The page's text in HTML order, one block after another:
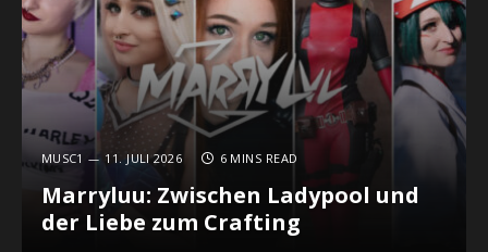
MUSC1 11. JULI 2026 6 MINS READ
Marryluu: Zwischen Ladypool und
der Liebe zum Crafting